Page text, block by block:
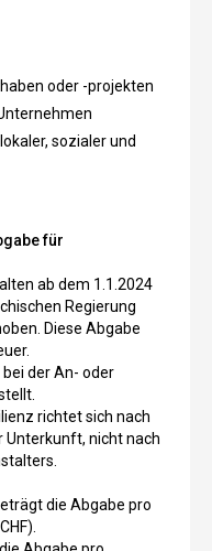
oder -projekten
sozialer und
für
ab dem 1.1.2024
Regierung
Diese Abgabe
der An- oder
richtet sich nach
Unterkunft, nicht nach
die Abgabe pro